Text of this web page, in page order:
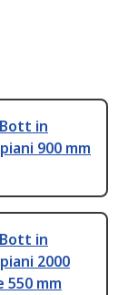
in
900 mm
in
2000
550 mm